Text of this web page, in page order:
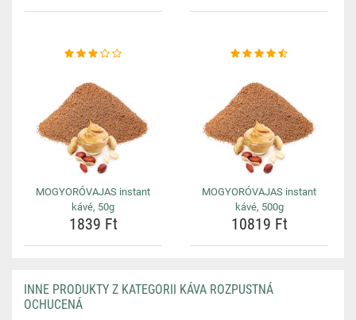
MOGYORÓVAJAS instant
kávé, 50g
1839 Ft
MOGYORÓVAJAS instant
kávé, 500g
10819 Ft
INNE PRODUKTY Z KATEGORII KÁVA ROZPUSTNÁ
OCHUCENÁ